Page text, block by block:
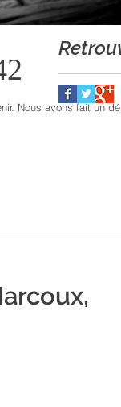
Nous avons fait un